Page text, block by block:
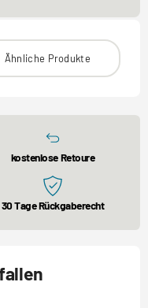
Ähnliche Produkte
kostenlose Retoure
30 Tage Rückgaberecht